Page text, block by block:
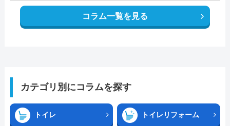
コラム一覧を見る
カテゴリ別にコラムを探す
トイレ トイレリフォーム